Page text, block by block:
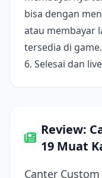
bisa dengan
atau membayar
tersedia di game.
6. Selesai dan
Review:
19 Muat
Canter